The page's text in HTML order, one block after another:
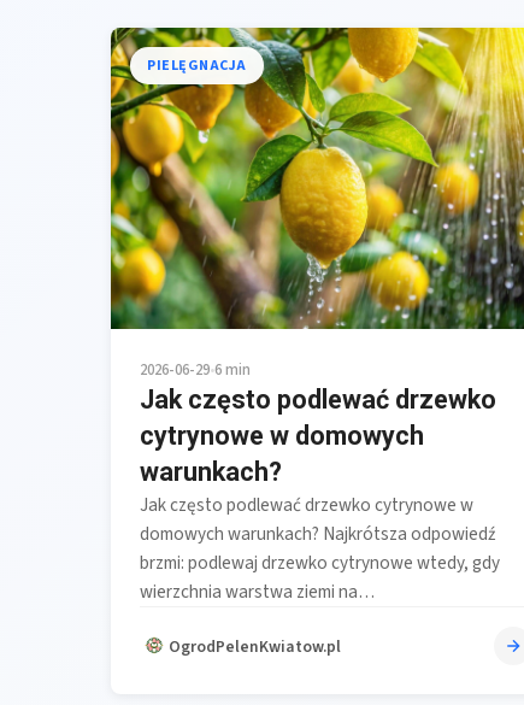
PIELĘGNACJA
2026-06-29•6 min
Jak często podlewać drzewko
cytrynowe w domowych
warunkach?
Jak często podlewać drzewko cytrynowe w
domowych warunkach? Najkrótsza odpowiedź
brzmi: podlewaj drzewko cytrynowe wtedy, gdy
wierzchnia warstwa ziemi na…
OgrodPelenKwiatow.pl